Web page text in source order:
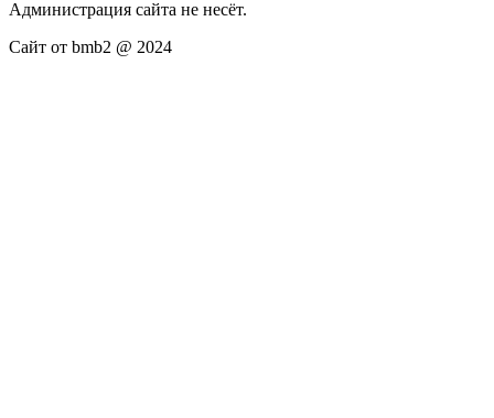
Администрация сайта не несёт.
Сайт от bmb2 @ 2024